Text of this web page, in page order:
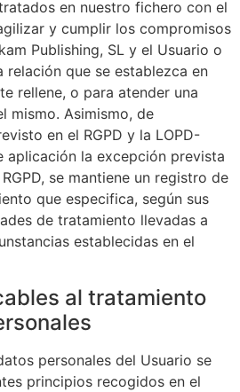
en nuestro fichero con el
y cumplir los compromisos
Publishing, SL y el Usuario o
relación que se establezca en
rellene, o para atender una
mismo. Asimismo, de
en el RGPD y la LOPD-
aplicación la excepción prevista
se mantiene un registro de
que especifica, según sus
de tratamiento llevadas a
establecidas en el
al tratamiento
personales del Usuario se
principios recogidos en el